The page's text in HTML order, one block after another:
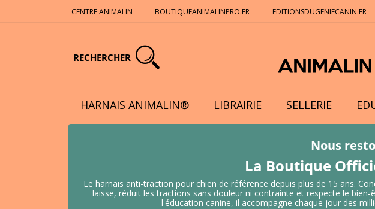
CENTRE ANIMALIN BOUTIQUEANIMALINPRO.FR EDITIONSDUGENIECANIN.FR
RECHERCHER
HARNAIS ANIMALIN® LIBRAIRIE SELLERIE
Nous
La Boutique
Le harnais anti-traction pour chien de référence depuis plus de 15 ans.
laisse, réduit les tractions sans douleur ni contrainte et respecte le
l'éducation canine, il accompagne chaque jour des